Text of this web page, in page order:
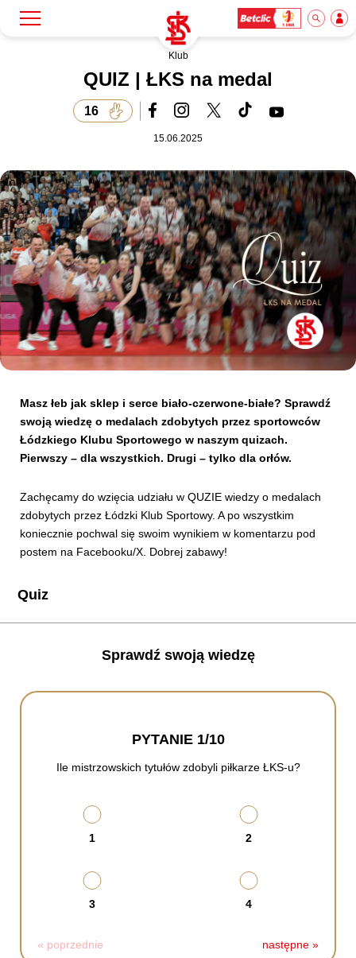
Bilety
Akademia
Biznes
Dla mediów
Kibice
Klub
QUIZ | ŁKS na medal
16
15.06.2025
Masz łeb jak sklep i serce biało-czerwone-białe? Sprawdź
swoją wiedzę o medalach zdobytych przez sportowców
Łódzkiego Klubu Sportowego w naszym quizach.
Pierwszy – dla wszystkich. Drugi – tylko dla orłów.
Zachęcamy do wzięcia udziału w QUZIE wiedzy o medalach
zdobytych przez Łódzki Klub Sportowy. A po wszystkim
koniecznie pochwal się swoim wynikiem w komentarzu pod
postem na Facebooku/X. Dobrej zabawy!
Quiz
Sprawdź swoją wiedzę
« poprzednie następne »
PYTANIE 1/10
Ile mistrzowskich tytułów zdobyli piłkarze ŁKS-u?
1 2
3 4